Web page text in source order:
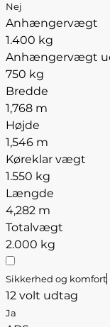
Nej
Anhængervægt
1.400 kg
Anhængervægt
750 kg
Bredde
1,768 m
Højde
1,546 m
Køreklar vægt
1.550 kg
Længde
4,282 m
Totalvægt
2.000 kg
Sikkerhed og komfort
12 volt udtag
Ja